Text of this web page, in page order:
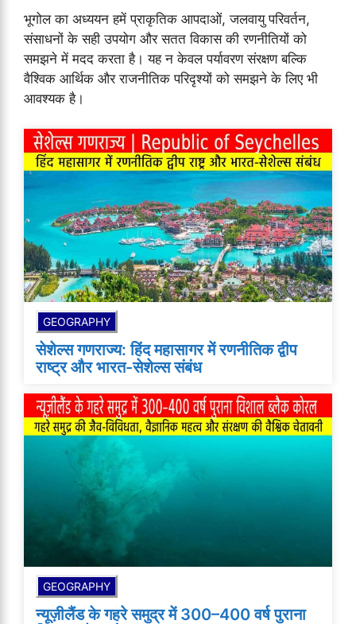
भूगोल का अध्ययन हमें प्राकृतिक आपदाओं, जलवायु परिवर्तन,
संसाधनों के सही उपयोग और सतत विकास की रणनीतियों को
समझने में मदद करता है। यह न केवल पर्यावरण संरक्षण बल्कि
वैश्विक आर्थिक और राजनीतिक परिदृश्यों को समझने के लिए भी
आवश्यक है।
GEOGRAPHY
सेशेल्स गणराज्य: हिंद महासागर में रणनीतिक द्वीप
राष्ट्र और भारत-सेशेल्स संबंध
GEOGRAPHY
न्यूज़ीलैंड के गहरे समुद्र में 300–400 वर्ष पुराना